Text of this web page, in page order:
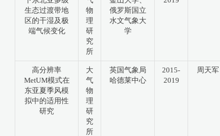
生态过渡带地
区的干湿及极
端气候变化
物
理
研
究
所
俄罗斯国立
水文气象大
学
高分辨率
MetUM模式在
东亚夏季风模
拟中的适用性
研究
大
气
物
理
研
究
所
英国气象局
哈德莱中心
2015-
2019
周天军